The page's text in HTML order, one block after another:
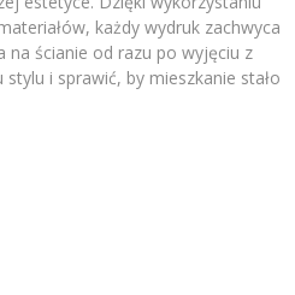
każdy wydruk zachwyca
na ścianie od razu po wyjęciu z
i sprawić, by mieszkanie stało